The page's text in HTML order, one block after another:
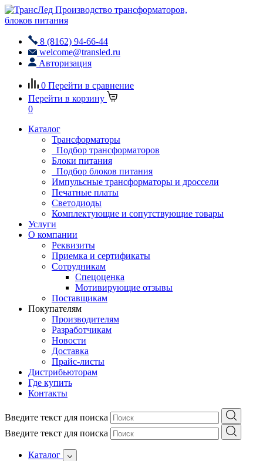
Производство трансформаторов,
блоков питания
8 (8162) 94-66-44
welcome@transled.ru
Авторизация
0 Перейти в сравнение
Перейти в корзину
0
Каталог
Трансформаторы
Подбор трансформаторов
Блоки питания
Подбор блоков питания
Импульсные трансформаторы и дроссели
Печатные платы
Светодиоды
Комплектующие и сопутствующие товары
Услуги
О компании
Реквизиты
Приемка и сертификаты
Сотрудникам
Спецоценка
Мотивирующие отзывы
Поставщикам
Покупателям
Производителям
Разработчикам
Новости
Доставка
Прайс-листы
Дистрибьюторам
Где купить
Контакты
Введите текст для поиска
Введите текст для поиска
Каталог